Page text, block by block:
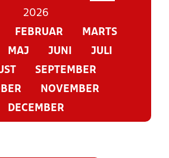
2026
FEBRUAR
MARTS
MAJ JUNI
JULI
SEPTEMBER
NOVEMBER
DECEMBER